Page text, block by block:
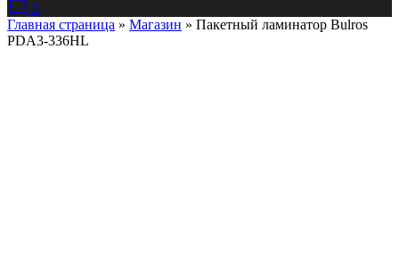
0
Главная страница » Магазин » Пакетный ламинатор Bulros
PDA3-336HL